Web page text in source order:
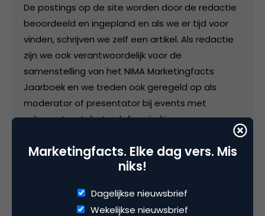
De postings op de site worden door de redactie
beoordeeld en ingepland en als we er tijd voor
vinden, schrijven we zelf een artikel. Als redactie
zijn we ook verantwoordelijk voor de
samenstelling van het NIMA Marketingfacts
Jaarboek en we treden ook geregeld op als
moderator of presentator bij events met
vakgenoten. In het colofon vind je onze
Marketingfacts. Elke dag vers. Mis
niks!
Dagelijkse nieuwsbrief
Wekelijkse nieuwsbrief